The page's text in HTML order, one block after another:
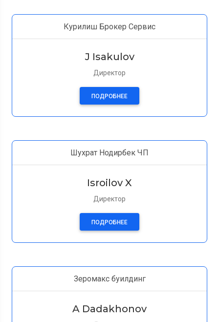
Курилиш Брокер Сервис
J Isakulov
Директор
ПОДРОБНЕЕ
Шухрат Нодирбек ЧП
Isroilov X
Директор
ПОДРОБНЕЕ
Зеромакс буилдинг
A Dadakhonov